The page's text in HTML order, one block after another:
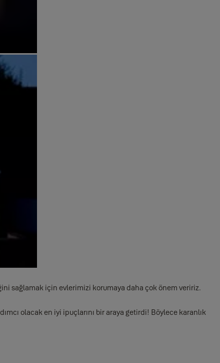
sağlamak için evlerimizi korumaya daha çok önem veririz.
olacak en iyi ipuçlarını bir araya getirdi! Böylece karanlık